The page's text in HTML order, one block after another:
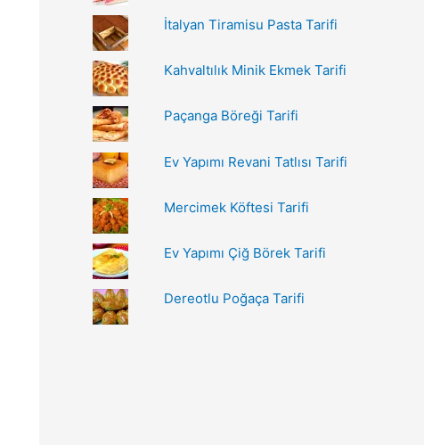
r
:
İtalyan Tiramisu Pasta Tarifi
Kahvaltılık Minik Ekmek Tarifi
Paçanga Böreği Tarifi
Ev Yapımı Revani Tatlısı Tarifi
Mercimek Köftesi Tarifi
Ev Yapımı Çiğ Börek Tarifi
Dereotlu Poğaça Tarifi